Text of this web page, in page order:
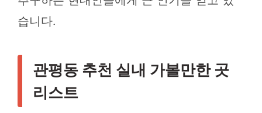
습니다.
관평동 추천 실내 가볼만한 곳
리스트